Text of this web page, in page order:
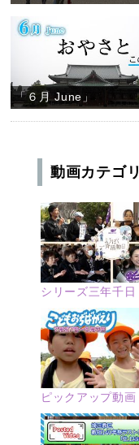
「６月 June」
動画カテゴリ
シリーズ三年千日
ピックアップ動画